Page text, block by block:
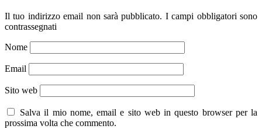
Il tuo indirizzo email non sarà pubblicato. I campi obbligatori sono
contrassegnati
Nome
Email
Sito web
Salva il mio nome, email e sito web in questo browser per la
prossima volta che commento.